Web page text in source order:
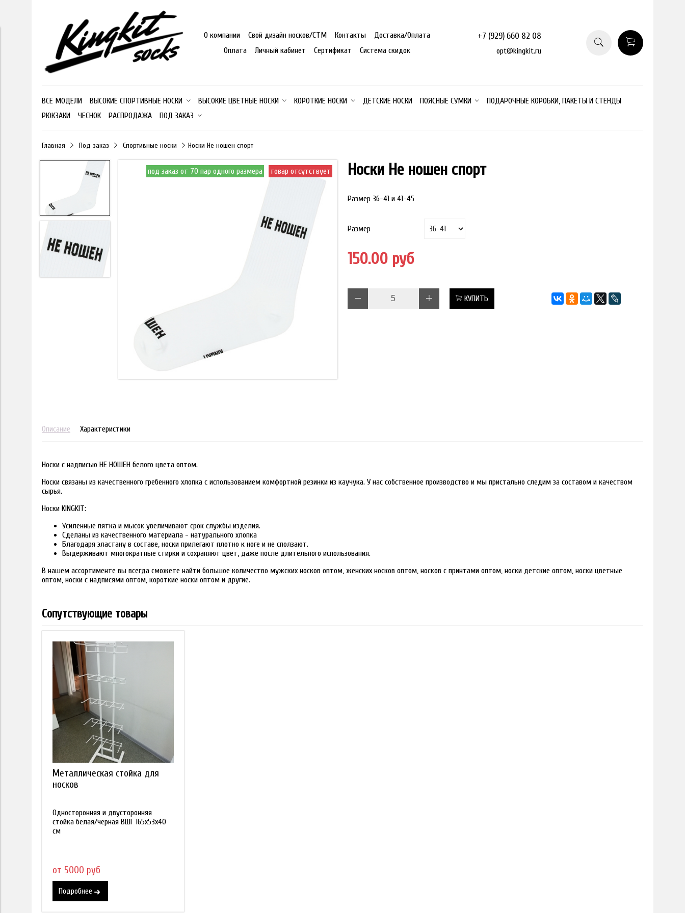
О компании Свой дизайн носков/СТМ Контакты
Доставка/Оплата
Оплата
Личный кабинет Сертификат Система скидок
+7 (929) 660 82 08
opt@kingkit.ru
ВСЕ МОДЕЛИ ВЫСОКИЕ СПОРТИВНЫЕ НОСКИ ВЫСОКИЕ ЦВЕТНЫЕ НОСКИ КОРОТКИЕ НОСКИ ДЕТСКИЕ НОСКИ ПОЯСНЫЕ СУМКИ
ПОДАРОЧНЫЕ КОРОБКИ, ПАКЕТЫ И СТЕНДЫ
РЮКЗАКИ
ЧЕСНОК РАСПРОДАЖА ПОД ЗАКАЗ
Главная Под заказ Спортивные носки Носки Не ношен спорт
под заказ от 70 пар одного размера товар отсутствует под заказ от 70 пар одного размера
Носки Не ношен спорт
Размер 36-41 и 41-45
Размер
150.00 руб
КУПИТЬ
Описание Характеристики
Носки с надписью НЕ НОШЕН белого цвета оптом.
Носки связаны из качественного гребенного хлопка с использованием комфортной резинки из каучука. У нас собственное производство и мы пристально следим за составом и качеством
сырья.
Носки KINGKIT:
Усиленные пятка и мысок увеличивают срок службы изделия.
Сделаны из качественного материала - натурального хлопка
Благодаря эластану в составе, носки прилегают плотно к ноге и не сползают.
Выдерживают многократные стирки и сохраняют цвет, даже после длительного использования.
В нашем ассортименте вы всегда сможете найти большое количество мужских носков оптом, женских носков оптом, носков с принтами оптом, носки детские оптом, носки цветные
оптом, носки с надписями оптом, короткие носки оптом и другие.
Сопутствующие товары
Металлическая стойка для
носков
Односторонняя и двусторонняя
стойка белая/черная ВШГ 165х53х40
см
от 5000 руб
Подробнее